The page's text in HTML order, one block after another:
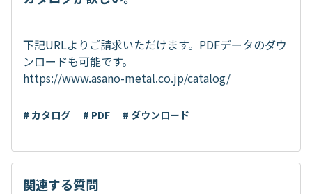
下記URLよりご請求いただけます。PDFデータのダウ
ンロードも可能です。
https://www.asano-metal.co.jp/catalog/
# カタログ # PDF # ダウンロード
関連する質問